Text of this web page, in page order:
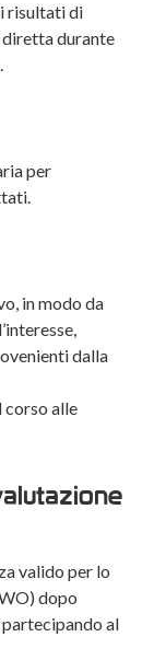
risultati di
durante
per
in modo da
dalla
corso alle
valido per lo
dopo
al